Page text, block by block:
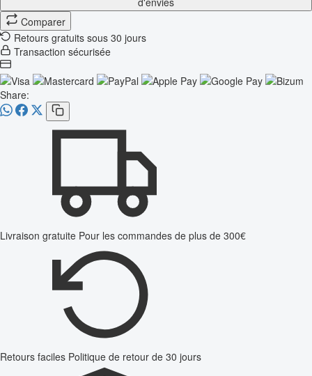
Comparer
Retours gratuits sous 30 jours
Transaction sécurisée
Share:
Livraison gratuite Pour les commandes de plus de 300€
Retours faciles Politique de retour de 30 jours